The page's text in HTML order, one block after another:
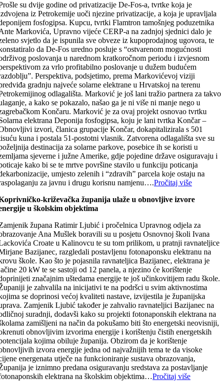
su dvije godine od privatizacije De-Fos-a, tvrtke koja je
iz Petrokemije uoči njezine privatizacije, a koja je upravljala
fosfogipsa. Kupcu, tvrtki Flamtron tamošnjeg poduzetnika
Markovića, Upravno vijeće CERP-a na zadnjoj sjednici dalo je
svjetlo da je ispunila sve obveze iz kupoprodajnog ugovora, te
da De-Fos uredno posluje s “ostvarenom mogućnosti
poslovanja u narednom kratkoročnom periodu i izvjesnom
za vrlo profitabilno poslovanje u dužem budućem
Perspektiva, podsjetimo, prema Markovićevoj viziji
gradnju najveće solarne elektrane u Hrvatskoj na terenu
odlagališta. Marković je još lani tražio partnera za takvo
a kako se pokazalo, našao ga je ni više ni manje nego u
Končaru. Marković je za ovaj projekt osnovao tvrtku
elektrana Deponija fosfogipsa, koju je lani tvrtka Končar –
izvori, članica grupacije Končar, dokapitalizirala s 501
kuna i postala 51-postotni vlasnik. Zatvorena odlagališta sve su
destinacija za solarne parkove, posebice ih se koristi u
sjeverne i južne Amerike, gdje pojedine države osiguravaju i
kako bi se te mrtve površine stavilo u funkciju poticanja
umjesto zelenih i “zdravih” parcela koje ostaju na
za javnu i drugu korisnu namjenu….Pročitaj više
križevačka županija ulaže u obnovljive izvore
u školskim objektima
župana Ratimir Ljubić i pročelnica Upravnog odjela za
Ana Mušlek boravili su u posjetu Osnovnoj školi Ivana
Croate u Kalinovcu te su tom prilikom, u pratnji ravnateljice
Bazijanec, razgledali postavljenu fotonaponsku elektranu na
škole. Kao što je pojasnila ravnateljica Bazijanec, elektrana je
20 kW te se sastoji od 12 panela, a njezino će korištenje
značajnim uštedama energije te još učinkovitijem radu škole.
je zahvalila na inicijativi te na podršci u svim aktivnostima
se doprinosi većoj kvaliteti nastave, izvijestila je županijska
Zamjenik Ljubić također je zahvalio ravnateljici Bazijanec na
suradnji, dodavši kako su projekti fotonaponskih elektrana na
zamišljeni na način da pokušamo biti što energetski neovisniji,
obnovljivim izvorima energije i korištenju čistih energetskih
kojima obiluje županija. Obzirom da je korištenje
izvora energije jedna od najvažnijih tema te da visoke
energenata utječe na funkcioniranje sustava obrazovanja,
je iznimno predana osiguravanju sredstava za postavljanje
elektrana na školskim objektima…Pročitaj više